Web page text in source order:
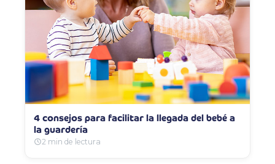
4 consejos para facilitar la llegada del bebé a
la guardería
2 min de lectura